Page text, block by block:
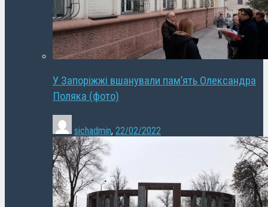
У Запоріжжі вшанували пам’ять Олександра
Поляка (фото)
sichadmin, 22/02/2022